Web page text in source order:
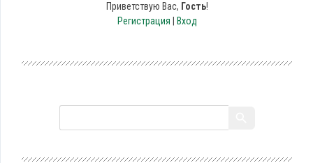
Приветствую Вас, Гость!
Регистрация
Вход